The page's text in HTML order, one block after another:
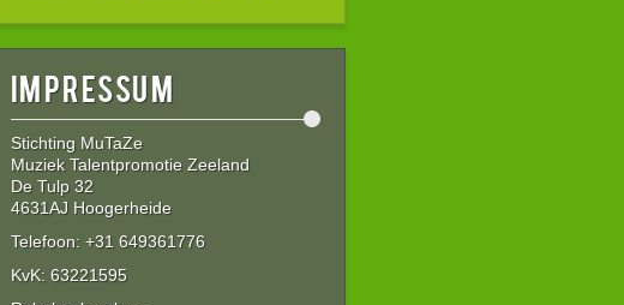
Impressum
Stichting MuTaZe
Muziek Talentpromotie Zeeland
De Tulp 32
4631AJ Hoogerheide
Telefoon: +31 649361776
KvK: 63221595